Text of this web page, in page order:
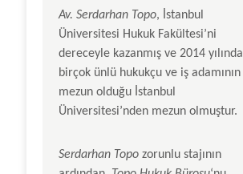
Av. Serdarhan Topo, İstanbul
Üniversitesi Hukuk Fakültesi’ni
dereceyle kazanmış ve 2014 yılında
birçok ünlü hukukçu ve iş adamının
mezun olduğu İstanbul
Üniversitesi’nden mezun olmuştur.
Serdarhan Topo zorunlu stajının